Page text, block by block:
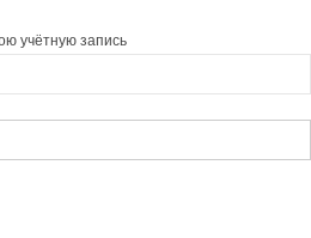
учётную запись